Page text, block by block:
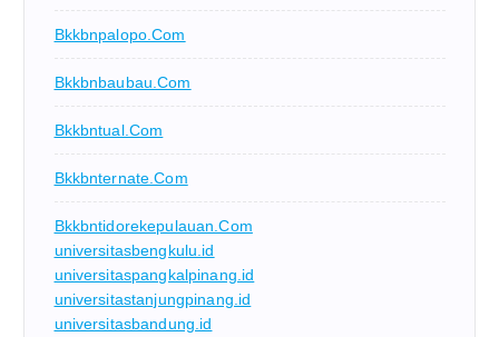
Bkkbnpalopo.com
Bkkbnbaubau.com
Bkkbntual.com
Bkkbnternate.com
Bkkbntidorekepulauan.com
universitasbengkulu.id
universitaspangkalpinang.id
universitastanjungpinang.id
universitasbandung.id